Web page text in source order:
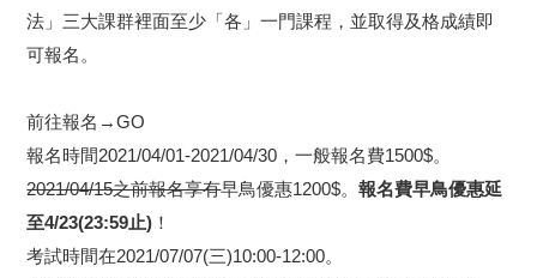
法」三大課群裡面至少「各」一門課程，並取得及格成績即
可報名。
前往報名→GO
報名時間2021/04/01-2021/04/30，一般報名費1500$。
2021/04/15之前報名享有早鳥優惠1200$。報名費早鳥優惠延
至4/23(23:59止) ！
考試時間在2021/07/07(三)10:00-12:00。